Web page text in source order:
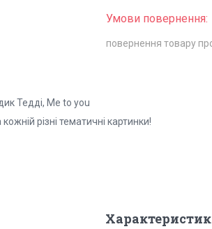
повернення товару
Тедді, Me to you
різні тематичні картинки!